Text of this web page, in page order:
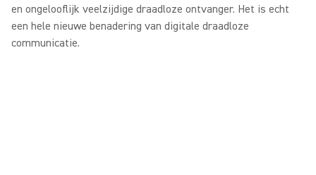
en ongelooflijk veelzijdige draadloze ontvanger. Het is echt
een hele nieuwe benadering van digitale draadloze
communicatie.